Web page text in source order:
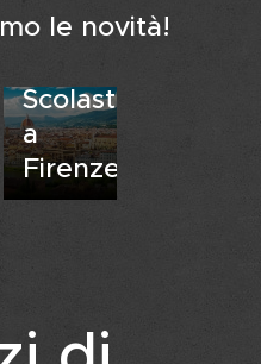
le novità!
20.05.2026
Scolastica
a
Firenze